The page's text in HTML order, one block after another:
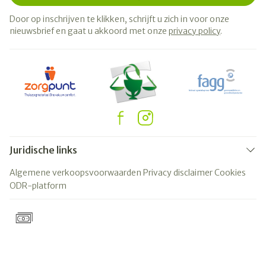
Door op inschrijven te klikken, schrijft u zich in voor onze
nieuwsbrief en gaat u akkoord met onze privacy policy.
Juridische links
Algemene verkoopsvoorwaarden Privacy disclaimerCookies
ODR-platform